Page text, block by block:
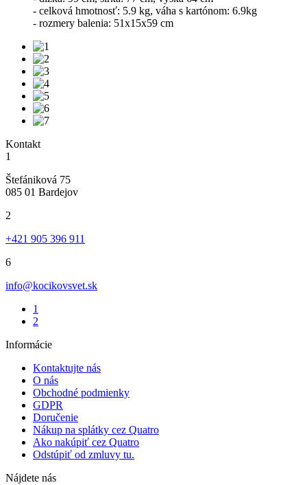
- celková hmotnosť: 5.9 kg, váha s kartónom: 6.9kg
- rozmery balenia: 51x15x59 cm
Kontakt
1
Štefániková 75
085 01 Bardejov
2
+421 905 396 911
6
info@kocikovsvet.sk
1
2
Informácie
Kontaktujte nás
O nás
Obchodné podmienky
GDPR
Doručenie
Nákup na splátky cez Quatro
Ako nakúpiť cez Quatro
Odstúpiť od zmluvy tu.
Nájdete nás